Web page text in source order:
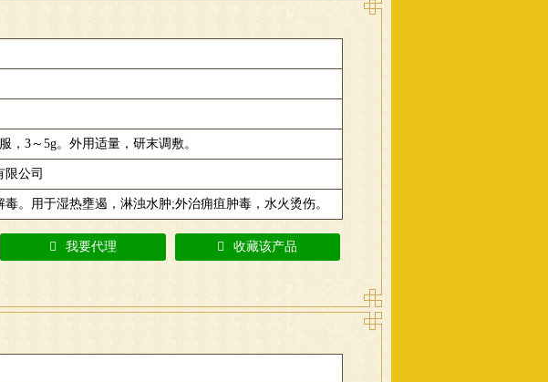
，3～5g。外用适量，研末调敷。
限公司
。用于湿热壅遏，淋浊水肿;外治痈疽肿毒，水火烫伤。
我要代理 收藏该产品